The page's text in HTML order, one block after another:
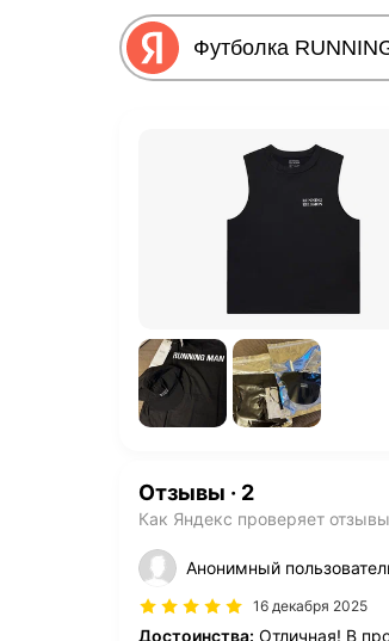
Отзывы · 2
Как Яндекс проверяет отзывы
Анонимный
16 декабря 2025
Достоинства: Отличная! В